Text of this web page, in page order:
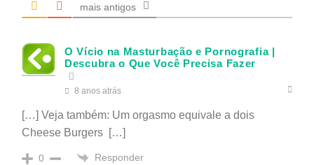
mais antigos
O Vício na Masturbação e Pornografia |
Descubra o Que Você Precisa Fazer
8 anos atrás
[…] Veja também: Um orgasmo equivale a dois
Cheese Burgers […]
0 Responder